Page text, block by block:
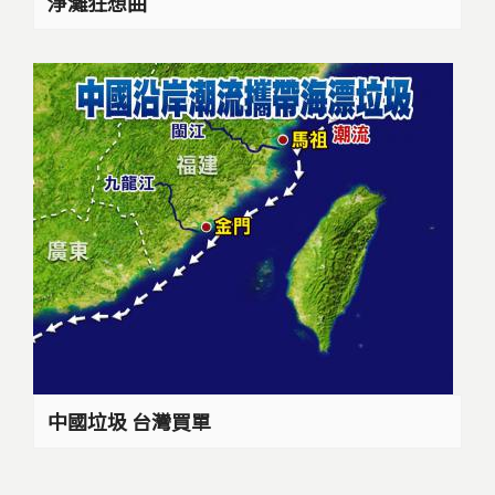
中國垃圾 台灣買單